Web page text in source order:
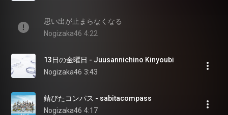
思い出が止まらなくなる
Nogizaka46 4:22
13日の金曜日 - Juusannichino Kinyoubi
Nogizaka46 3:43
錆びたコンパス - sabitacompass
Nogizaka46 4:17